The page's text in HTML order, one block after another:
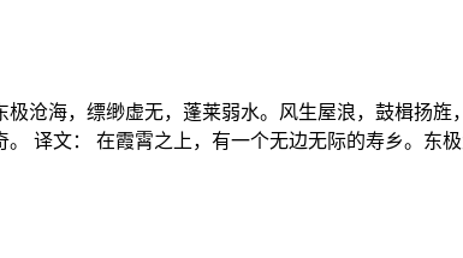
沧海，缥缈虚无，蓬莱弱水。风生屋浪，鼓楫扬
译文： 在霞霄之上，有一个无边无际的寿乡。东